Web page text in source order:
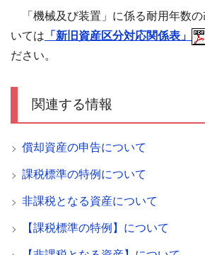
「機械及び装置」に係る耐用年数
いては 「新旧資産区分対応関係表」
ださい。
関連する情報
償却資産の申告について
課税標準の特例について
非課税となる資産について
【課税標準の特例】について